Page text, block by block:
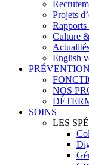
Projets
Rapports
Culture
English
PRÉVENTION
NOS
SOINS
LES